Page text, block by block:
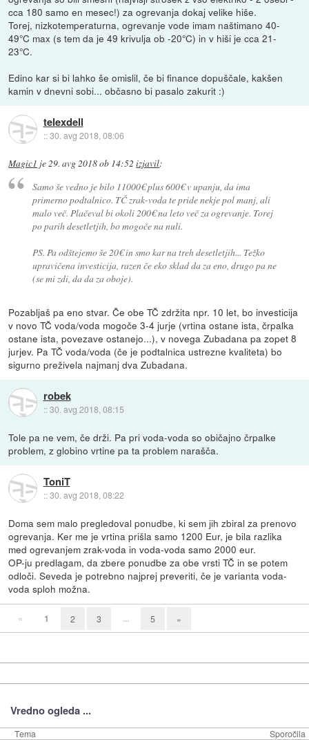
cca 180 samo en mesec!) za ogrevanja dokaj velike hiše.
Torej, nizkotemperaturna, ogrevanje vode imam naštimano 40-
49°C max (s tem da je 49 krivulja ob -20°C) in v hiši je cca 21-
23°C.
Edino kar si bi lahko še omislil, če bi finance dopuščale, kakšen
kamin v dnevni sobi... občasno bi pasalo zakurit :)
telexdell
::30. avg 2018, 08:06
Magic1 je29. avg 2018 ob 14:52 izjavil:
Samo še vedno je bilo 11000€ plus 600€ v upanju, da ima
primerno podtalnico. TČ zrak-voda te pride nekje pol manj, ali
malo več. Plačeval bi okoli 200€ na leto več za ogrevanje. Torej
po parih desetletjih, bo mogoče na nuli.
PS. Pa odštejemo še 20€ in smo kar na treh desetletjih... Težko
upravičena investicija, razen če eko sklad da za eno, drugo pa ne
(se mi zdi, da da za oboje).
Pozabljaš pa eno stvar. Če obe TČ zdržita npr. 10 let, bo investicija
v novo TČ voda/voda mogoče 3-4 jurje (vrtina ostane ista, črpalka
ostane ista, povezave ostanejo...), v novega Zubadana pa zopet 8
jurjev. Pa TČ voda/voda (če je podtalnica ustrezne kvaliteta) bo
sigurno preživela najmanj dva Zubadana.
robek
::30. avg 2018, 08:15
Tole pa ne vem, če drži. Pa pri voda-voda so običajno črpalke
problem, z globino vrtine pa ta problem narašča.
ToniT
::30. avg 2018, 08:22
Doma sem malo pregledoval ponudbe, ki sem jih zbiral za prenovo
ogrevanja. Ker me je vrtina prišla samo 1200 Eur, je bila razlika
med ogrevanjem zrak-voda in voda-voda samo 2000 eur.
OP-ju predlagam, da zbere ponudbe za obe vrsti TČ in se potem
odloči. Seveda je potrebno najprej preveriti, če je varianta voda-
voda sploh možna.
« 1 2 3 ... 5 »
Vredno ogleda ...
Tema Sporočila